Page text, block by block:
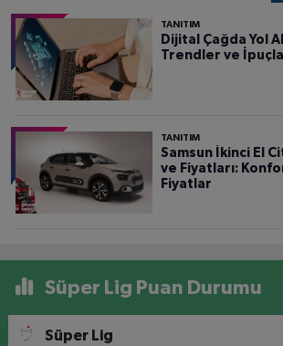
TANITIM
Dijital Çağda Yol
Trendler ve
TANITIM
Samsun İkinci El
ve Fiyatları:
Fiyatlar
Süper Lig Puan Durumu
Süper Lig